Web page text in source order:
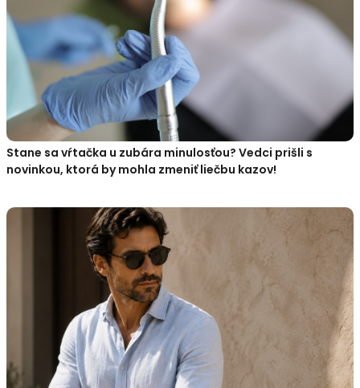
Stane sa vŕtačka u zubára minulosťou? Vedci prišli s
novinkou, ktorá by mohla zmeniť liečbu kazov!